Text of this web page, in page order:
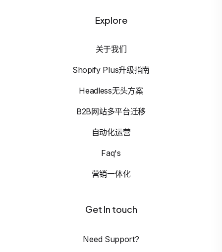
Explore
关于我们
Shopify Plus升级指南
Headless无头方案
B2B网站多平台迁移
自动化运营
Faq's
营销一体化
Get In touch
Need Support?